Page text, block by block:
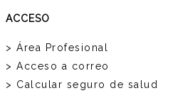
ACCESO
> Área Profesional
> Acceso a correo
> Calcular seguro de salud